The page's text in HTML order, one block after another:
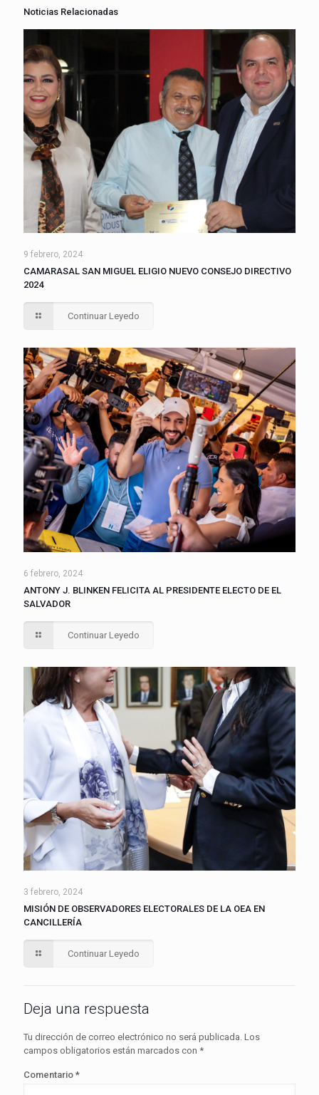
Noticias Relacionadas
9 febrero, 2024
CAMARASAL SAN MIGUEL ELIGIO NUEVO CONSEJO DIRECTIVO
2024
Continuar Leyedo
6 febrero, 2024
ANTONY J. BLINKEN FELICITA AL PRESIDENTE ELECTO DE EL
SALVADOR
Continuar Leyedo
3 febrero, 2024
MISIÓN DE OBSERVADORES ELECTORALES DE LA OEA EN
CANCILLERÍA
Continuar Leyedo
Deja una respuesta
Tu dirección de correo electrónico no será publicada. Los
campos obligatorios están marcados con *
Comentario *